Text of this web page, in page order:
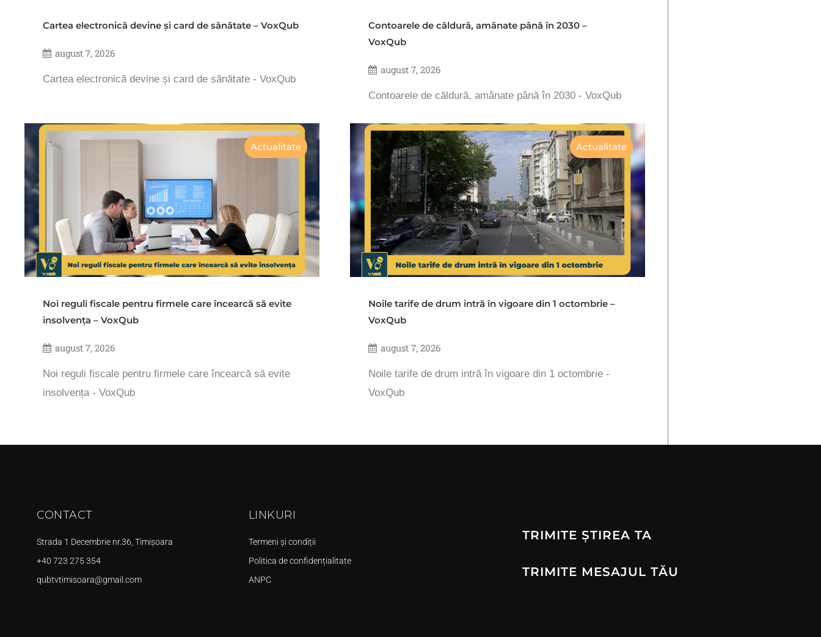
Cartea electronică devine și card de sănătate – VoxQub
august 7, 2026
Cartea electronică devine și card de sănătate - VoxQub
Contoarele de căldură, amânate până în 2030 –
VoxQub
august 7, 2026
Contoarele de căldură, amânate până în 2030 - VoxQub
Actualitate
Noi reguli fiscale pentru firmele care încearcă să evite
insolvența – VoxQub
august 7, 2026
Noi reguli fiscale pentru firmele care încearcă să evite
insolvența - VoxQub
Actualitate
Noile tarife de drum intră în vigoare din 1 octombrie –
VoxQub
august 7, 2026
Noile tarife de drum intră în vigoare din 1 octombrie -
VoxQub
CONTACT
Strada 1 Decembrie nr.36, Timișoara
+40 723 275 354
qubtvtimisoara@gmail.com
LINKURI
Termeni și condiții
Politica de confidențialitate
ANPC
TRIMITE ȘTIREA TA
TRIMITE MESAJUL TĂU